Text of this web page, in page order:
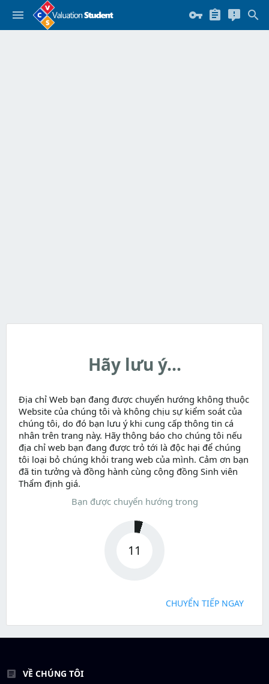
Hãy lưu ý...
Địa chỉ Web bạn đang được chuyển hướng không thuộc
Website của chúng tôi và không chịu sự kiểm soát của
chúng tôi, do đó bạn lưu ý khi cung cấp thông tin cá
nhân trên trang này. Hãy thông báo cho chúng tôi nếu
địa chỉ web bạn đang được trỏ tới là độc hại để chúng
tôi loại bỏ chúng khỏi trang web của mình. Cảm ơn bạn
đã tin tưởng và đồng hành cùng cộng đồng Sinh viên
Thẩm định giá.
Bạn được chuyển hướng trong
11
CHUYỂN TIẾP NGAY
VỀ CHÚNG TÔI